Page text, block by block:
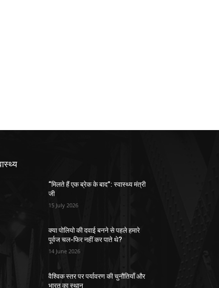
“मिलते हैं एक ब्रेक के बाद”: स्वास्थ्य मंत्री
जी
15 July 2026
क्या पोलियो की दवाई बनने से पहले हमारे
पूर्वज चल-फिर नहीं कर पाते थे?
14 June 2026
वैश्विक स्तर पर पर्यावरण की चुनौतियाँ और
भारत का स्थान